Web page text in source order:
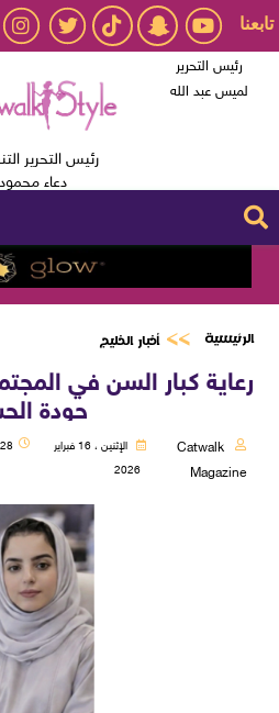
تابعنا
رئيس التحرير
لميس عبد الله
رئيس التحرير
دعاء محمود
الرئيسية أخبار الخليج
رعاية كبار السن في
جودة
Catwalk
Magazine
الإثنين ، 16 فبراير
2026